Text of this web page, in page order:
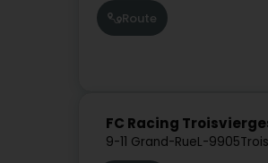
Route
FC Racing
9-11 Grand-RueL-9905